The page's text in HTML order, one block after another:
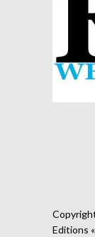
Editions